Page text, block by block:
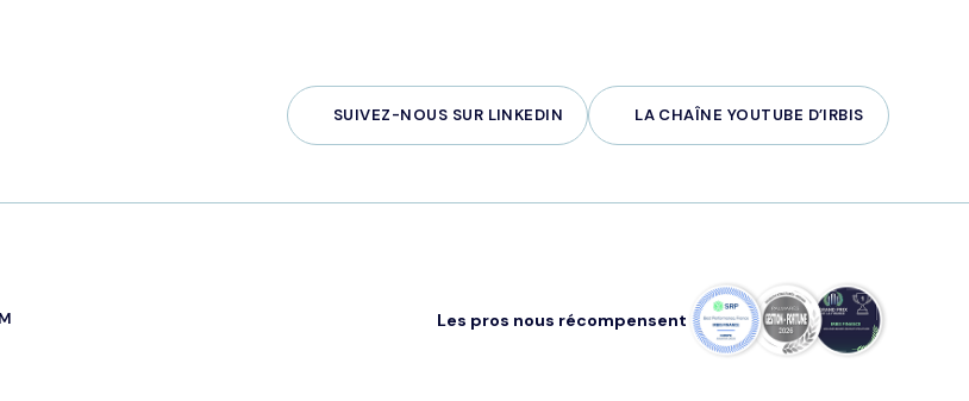
SUIVEZ-NOUS SUR LINKEDIN LA CHAÎNE YOUTUBE D’IRBIS
Les pros nous récompensent